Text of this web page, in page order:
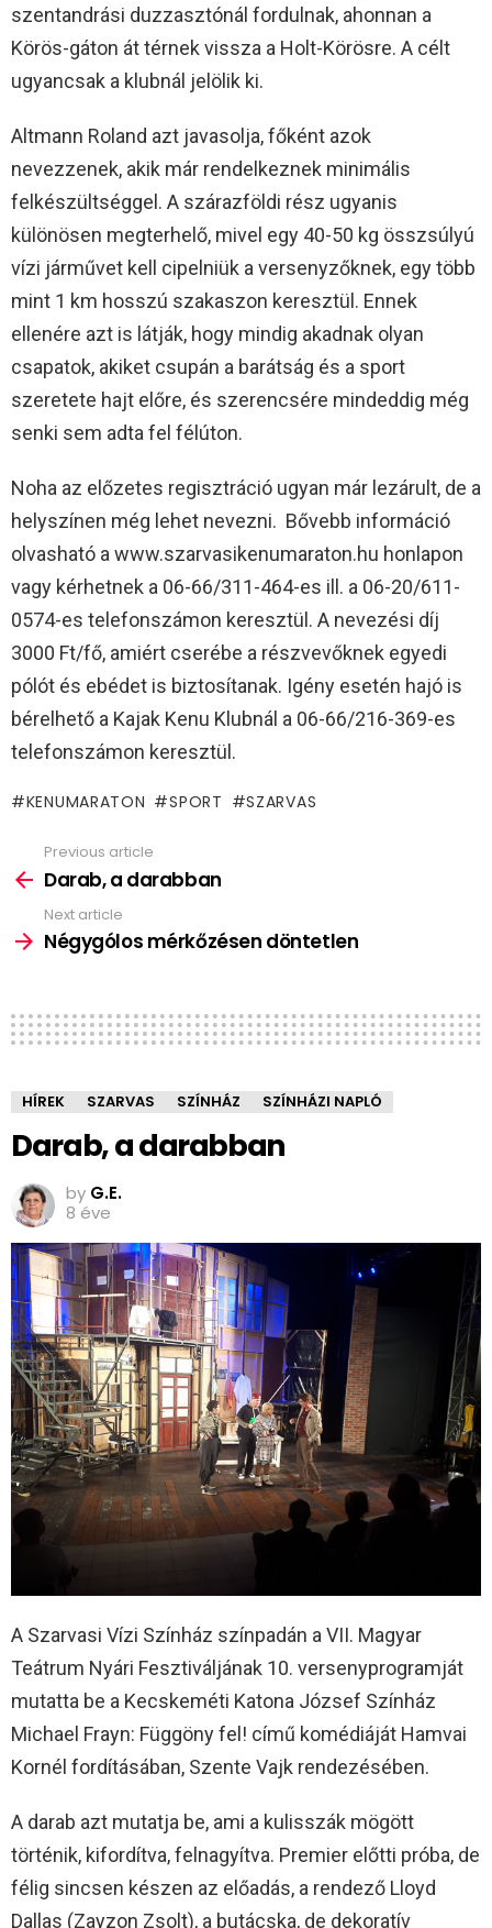
szentandrási duzzasztónál fordulnak, ahonnan a
Körös-gáton át térnek vissza a Holt-Körösre. A célt
ugyancsak a klubnál jelölik ki.
Altmann Roland azt javasolja, főként azok
nevezzenek, akik már rendelkeznek minimális
felkészültséggel. A szárazföldi rész ugyanis
különösen megterhelő, mivel egy 40-50 kg összsúlyú
vízi járművet kell cipelniük a versenyzőknek, egy több
mint 1 km hosszú szakaszon keresztül. Ennek
ellenére azt is látják, hogy mindig akadnak olyan
csapatok, akiket csupán a barátság és a sport
szeretete hajt előre, és szerencsére mindeddig még
senki sem adta fel félúton.
Noha az előzetes regisztráció ugyan már lezárult, de a
helyszínen még lehet nevezni. Bővebb információ
olvasható a www.szarvasikenumaraton.hu honlapon
vagy kérhetnek a 06-66/311-464-es ill. a 06-20/611-
0574-es telefonszámon keresztül. A nevezési díj
3000 Ft/fő, amiért cserébe a részvevőknek egyedi
pólót és ebédet is biztosítanak. Igény esetén hajó is
bérelhető a Kajak Kenu Klubnál a 06-66/216-369-es
telefonszámon keresztül.
KENUMARATON SPORT SZARVAS
more
Previous article
Darab, a darabban
Next article
Négygólos mérkőzésen döntetlen
HÍREK SZARVAS SZÍNHÁZ SZÍNHÁZI NAPLÓ
Darab, a darabban
by G.E.
8 éve
A Szarvasi Vízi Színház színpadán a VII. Magyar
Teátrum Nyári Fesztiváljának 10. versenyprogramját
mutatta be a Kecskeméti Katona József Színház
Michael Frayn: Függöny fel! című komédiáját Hamvai
Kornél fordításában, Szente Vajk rendezésében.
A darab azt mutatja be, ami a kulisszák mögött
történik, kifordítva, felnagyítva. Premier előtti próba, de
félig sincsen készen az előadás, a rendező Lloyd
Dallas (Zayzon Zsolt), a butácska, de dekoratív